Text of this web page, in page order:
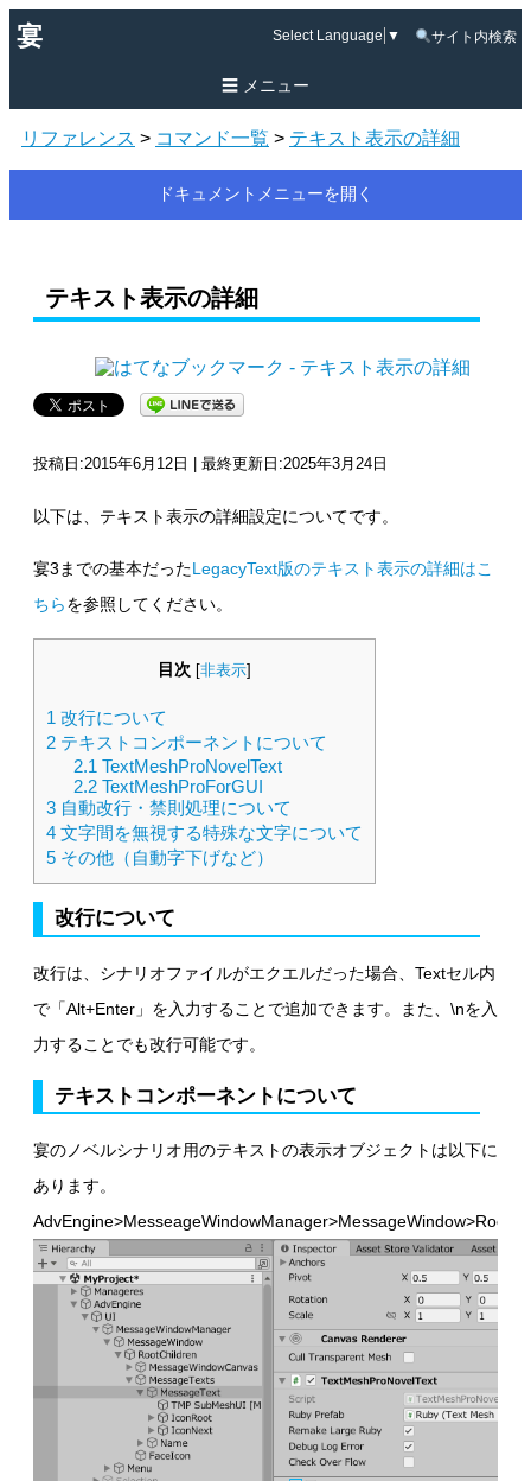
宴 Select Language ▼ サイト内検索
メニュー
リファレンス > コマンド一覧 > テキスト表示の詳細
ドキュメントメニューを開く
テキスト表示の詳細
投稿日:2015年6月12日 | 最終更新日:2025年3月24日
以下は、テキスト表示の詳細設定についてです。
宴3までの基本だったLegacyText版のテキスト表示の詳細はこ
ちらを参照してください。
目次 非表示
1 改行について
2 テキストコンポーネントについて
2.1 TextMeshProNovelText
2.2TextMeshProForGUI
3 自動改行・禁則処理について
4 文字間を無視する特殊な文字について
5 その他（自動字下げなど）
改行について
改行は、シナリオファイルがエクエルだった場合、Textセル内
で「Alt+Enter」を入力することで追加できます。また、\nを入
力することでも改行可能です。
テキストコンポーネントについて
宴のノベルシナリオ用のテキストの表示オブジェクトは以下に
あります。